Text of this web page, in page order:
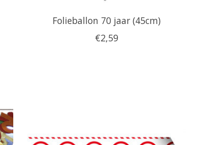
Folieballon 70 jaar (45cm)
€2,59